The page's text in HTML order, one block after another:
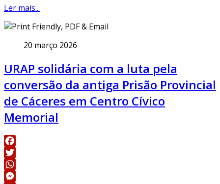
Ler mais...
20 março 2026
URAP solidária com a luta pela
conversão da antiga Prisão Provincial
de Cáceres em Centro Cívico
Memorial
Facebook
Twitter
WhatsApp